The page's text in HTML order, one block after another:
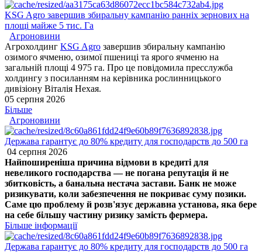
KSG Agro завершив збиральну кампанію ранніх зернових на
площі майже 5 тис. Га
Агроновини
Агрохолдинг KSG Agro завершив збиральну кампанію
озимого ячменю, озимої пшениці та ярого ячменю на
загальній площі 4 975 га. Про це повідомила пресслужба
холдингу з посиланням на керівника рослинницького
дивізіону Віталія Нехая.
05 серпня 2026
Більше
Агроновини
Держава гарантує до 80% кредиту для господарств до 500 га
04 серпня 2026
Найпоширеніша причина відмови в кредиті для
невеликого господарства — не погана репутація й не
збитковість, а банальна нестача застави. Банк не може
ризикувати, коли забезпечення не покриває суму позики.
Саме цю проблему й розв'язує державна установа, яка бере
на себе більшу частину ризику замість фермера.
Більше інформації
Держава гарантує до 80% кредиту для господарств до 500 га